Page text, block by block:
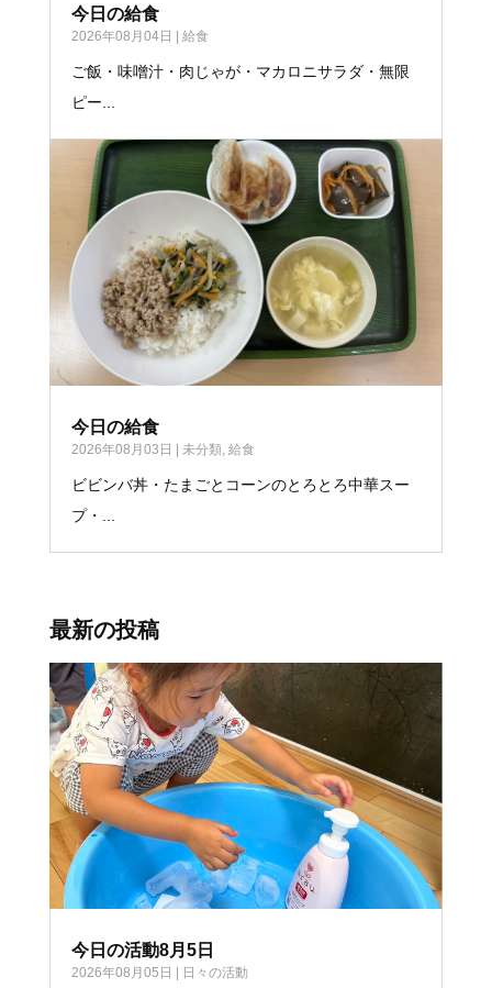
今日の給食
2026年08月04日 | 給食
ご飯・味噌汁・肉じゃが・マカロニサラダ・無限
ピー...
今日の給食
2026年08月03日 | 未分類, 給食
ビビンバ丼・たまごとコーンのとろとろ中華スー
プ・...
最新の投稿
今日の活動8月5日
2026年08月05日 | 日々の活動